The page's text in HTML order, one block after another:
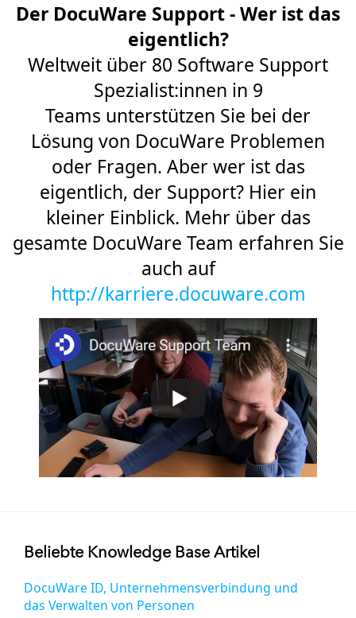
Der DocuWare Support - Wer ist das
eigentlich?
Weltweit über 80 Software Support
Spezialist:innen in 9
Teams unterstützen Sie bei der
Lösung von DocuWare Problemen
oder Fragen. Aber wer ist das
eigentlich, der Support? Hier ein
kleiner Einblick. Mehr über das
gesamte DocuWare Team erfahren Sie
auch auf
http://karriere.docuware.com
Beliebte Knowledge Base Artikel
DocuWare ID, Unternehmensverbindung und
das Verwalten von Personen